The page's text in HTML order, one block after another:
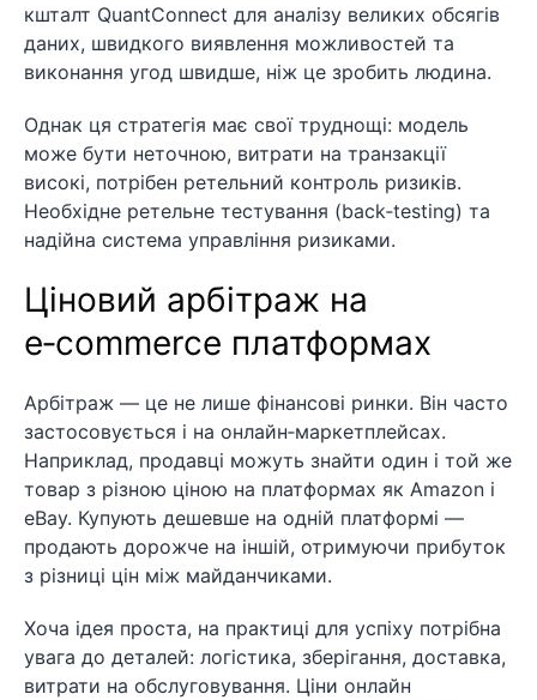
кшталт QuantConnect для аналізу великих обсягів
даних, швидкого виявлення можливостей та
виконання угод швидше, ніж це зробить людина.
Однак ця стратегія має свої труднощі: модель
може бути неточною, витрати на транзакції
високі, потрібен ретельний контроль ризиків.
Необхідне ретельне тестування (back‑testing) та
надійна система управління ризиками.
Ціновий арбітраж на
e‑commerce платформах
Арбітраж — це не лише фінансові ринки. Він часто
застосовується і на онлайн‑маркетплейсах.
Наприклад, продавці можуть знайти один і той же
товар з різною ціною на платформах як Amazon і
eBay. Купують дешевше на одній платформі —
продають дорожче на іншій, отримуючи прибуток
з різниці цін між майданчиками.
Хоча ідея проста, на практиці для успіху потрібна
увага до деталей: логістика, зберігання, доставка,
витрати на обслуговування. Ціни онлайн